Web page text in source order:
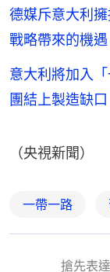
德媒斥意大利
戰略帶來的機遇
意大利將加入
團結上製造缺口
（央視新聞）
一帶一路
搶先表達